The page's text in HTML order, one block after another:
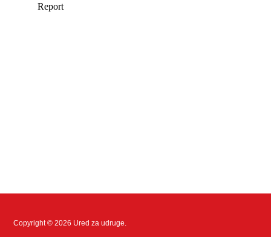
Copyright © 2026 Ured za udruge.